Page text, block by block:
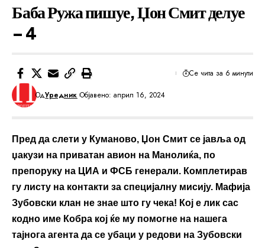
Баба Ружа пишуе, Џон Смит делуе
– 4
ОдУредник Објавено: април 16, 2024
Се чита за 6 минути
Пред да слети у Куманово, Џон Смит се јавља од
џакузи на приватан авион на Манолиќа, по
препоруку на ЦИА и ФСБ генерали. Комплетирав
гу листу на контакти за специјалну мисију. Мафија
Зубовски клан не знае што гу чека! Кој е лик сас
кодно име Кобра кој ќе му помогне на нашега
тајнога агента да се убаци у редови на Зубовски